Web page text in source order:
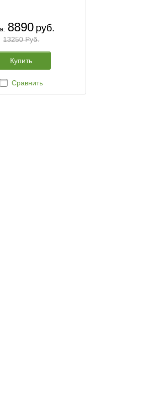
8890 руб.
13250 Руб.
Купить
Сравнить